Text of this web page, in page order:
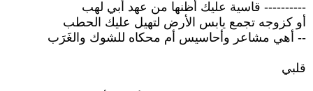
---------- قاسية عليك أظنها من عهد أبي لهب
أو كزوجه تجمع يابس الأرض لتهيل عليك الحطب
-- أهي مشاعر وأحاسيس أم محكاه للشوك والغَرَب
قلبي